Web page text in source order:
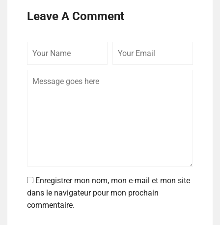
Leave A Comment
Enregistrer mon nom, mon e-mail et mon site
dans le navigateur pour mon prochain
commentaire.